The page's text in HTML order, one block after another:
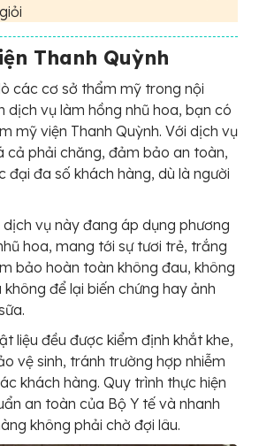
Thanh Quỳnh
các cơ sở thẩm mỹ trong nội
dịch vụ làm hồng nhũ hoa, bạn có
mỹ viện Thanh Quỳnh. Với dịch vụ
cả phải chăng, đảm bảo an toàn,
đại đa số khách hàng, dù là người
dịch vụ này đang áp dụng phương
hoa, mang tới sự tươi trẻ, trắng
bảo hoàn toàn không đau, không
để lại biến chứng hay ảnh
liệu đều được kiểm định khắt khe,
vệ sinh, tránh trường hợp nhiễm
khách hàng. Quy trình thực hiện
an toàn của Bộ Y tế và nhanh
không phải chờ đợi lâu.